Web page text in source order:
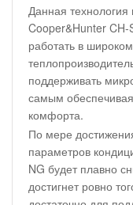
Данная
Cooper&Hunter
работать в
поддерживать
самым
комфорта.
По мере
параметров
NG будет плавно
достигнет ровно